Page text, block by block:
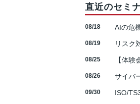
直近のセミ
08/18 AIの危
08/19 リスク
08/25 【体
08/26 サイバ
09/30 ISO/